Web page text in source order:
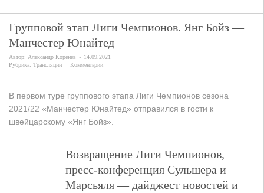
Групповой этап Лиги Чемпионов. Янг Бойз —
Манчестер Юнайтед
Автор: Александр Коренев
14.09.2021
Рубрика: Трансляции Комментарии
В первом туре группового этапа Лиги Чемпионов сезона
2021/22 «Манчестер Юнайтед» отправился в гости к
швейцарскому «Янг Бойз».
Возвращение Лиги Чемпионов,
пресс-конференция Сульшера и
Марсьяля — дайджест новостей и